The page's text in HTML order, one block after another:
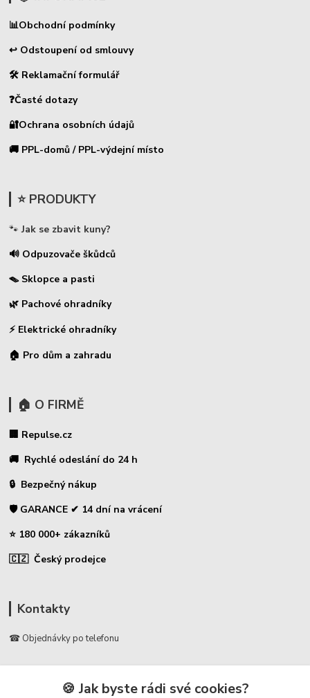
📊Obchodní podmínky
↩ Odstoupení od smlouvy
🛠 Reklamační formulář
❓Časté dotazy
🔐Ochrana osobních údajů
🚚 PPL-domů / PPL-výdejní místo
⭐ PRODUKTY
🐾 Jak se zbavit kuny?
🔊 Odpuzovače škůdců
🪤 Sklopce a pasti
🌿 Pachové ohradníky
⚡ Elektrické ohradníky
🏠 Pro dům a zahradu
🏠 O FIRMĚ
🏢 Repulse.cz
🚚 Rychlé odeslání do 24 h
🔒 Bezpečný nákup
🛡️ GARANCE ✔ 14 dní na vrácení
⭐ 180 000+ zákazníků
🇨🇿 Český prodejce
Kontakty
☎ Objednávky po telefonu
📞 728 007 997
🍪 Jak byste rádi své cookies?